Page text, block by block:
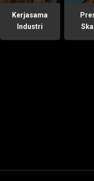
Kerjasama
Industri